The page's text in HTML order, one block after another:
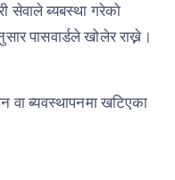
सेवाले ब्यबस्था गरेको
पासवार्डले खोलेर राख्ने।
वा ब्यवस्थापनमा खटिएका